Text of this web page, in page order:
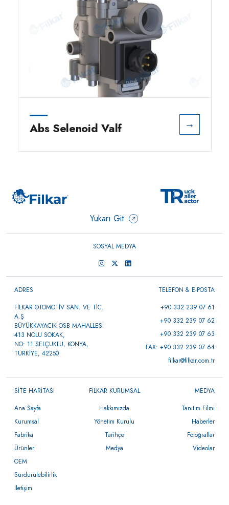
Abs Selenoid Valf →
Yukarı Git
SOSYAL MEDYA
ADRES
FİLKAR OTOMOTİV SAN. VE TİC.
A.Ş
BÜYÜKKAYACIK OSB MAHALLESİ
413 NOLU SOKAK,
NO: 11 SELÇUKLU, KONYA,
TÜRKİYE, 42250
TELEFON & E-POSTA
+90 332 239 07 61
+90 332 239 07 62
+90 332 239 07 63
FAX: +90 332 239 07 64
filkar@filkar.com.tr
SİTE HARİTASI
Ana Sayfa
Kurumsal
Fabrika
Ürünler
OEM
Sürdürülebilirlik
İletişim
FİLKAR KURUMSAL
Hakkımızda
Yönetim Kurulu
Tarihçe
Medya
MEDYA
Tanıtım Filmi
Haberler
Fotoğraflar
Videolar